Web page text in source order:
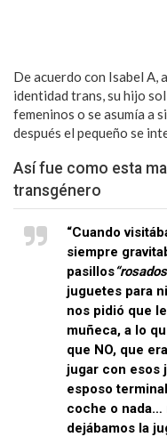
De acuerdo con Isabel A,
identidad trans, su hijo
femeninos o se asumía a
después el pequeño se
Así fue como esta
transgénero
“Cuando
siempre
pasillos
juguetes para
nos pidió que
muñeca, a lo
que NO, que
jugar con esos
esposo
coche o nada…
dejábamos la